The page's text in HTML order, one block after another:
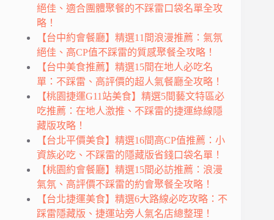
絕佳、適合團體聚餐的不踩雷口袋名單全攻
略！
【台中約會餐廳】精選11間浪漫推薦：氣氛
絕佳、高CP值不踩雷的質感聚餐全攻略！
【台中美食推薦】精選15間在地人必吃名
單：不踩雷、高評價的超人氣餐廳全攻略！
【桃園捷運G11站美食】精選5間藝文特區必
吃推薦：在地人激推、不踩雷的捷運綠線隱
藏版攻略！
【台北平價美食】精選16間高CP值推薦：小
資族必吃、不踩雷的隱藏版省錢口袋名單！
【桃園約會餐廳】精選15間必訪推薦：浪漫
氣氛、高評價不踩雷的約會聚餐全攻略！
【台北捷運美食】精選6大路線必吃攻略：不
踩雷隱藏版、捷運站旁人氣名店總整理！